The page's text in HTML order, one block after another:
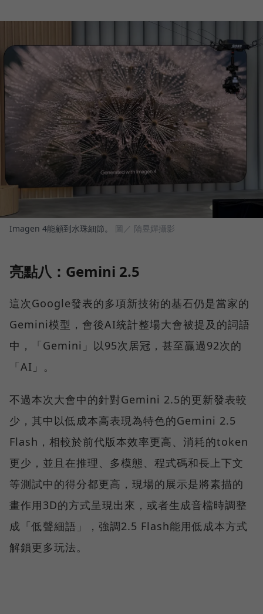
Imagen 4能顧到水珠細節。 圖／ 隋昱嬋攝影
亮點八：Gemini 2.5
這次Google發表的多項新技術的基石仍是當家的
Gemini模型，會後AI統計整場大會被提及的詞語
中，「Gemini」以95次居冠，甚至贏過92次的
「AI」。
不過本次大會中的針對Gemini 2.5的更新發表較
少，其中以低成本高表現為特色的Gemini 2.5
Flash，相較於前代版本效率更高、消耗的token
更少，並且在推理、多模態、程式碼和長上下文
等測試中的得分都更高，現場的展示是將素描的
畫作用3D的方式呈現出來，或者生成音檔時調整
成「低聲細語」，強調2.5 Flash能用低成本方式
解鎖更多玩法。